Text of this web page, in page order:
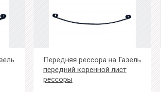
Передняя рессора на Газель
передний коренной лист
рессоры